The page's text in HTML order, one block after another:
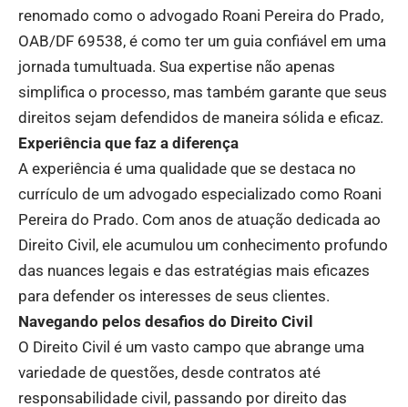
renomado como o advogado Roani Pereira do Prado,
OAB/DF 69538, é como ter um guia confiável em uma
jornada tumultuada. Sua expertise não apenas
simplifica o processo, mas também garante que seus
direitos sejam defendidos de maneira sólida e eficaz.
Experiência que faz a diferença
A experiência é uma qualidade que se destaca no
currículo de um advogado especializado como Roani
Pereira do Prado. Com anos de atuação dedicada ao
Direito Civil, ele acumulou um conhecimento profundo
das nuances legais e das estratégias mais eficazes
para defender os interesses de seus clientes.
Navegando pelos desafios do Direito Civil
O Direito Civil é um vasto campo que abrange uma
variedade de questões, desde contratos até
responsabilidade civil, passando por direito das